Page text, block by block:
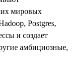
мировых
Postgres,
и создает
амбициозные,